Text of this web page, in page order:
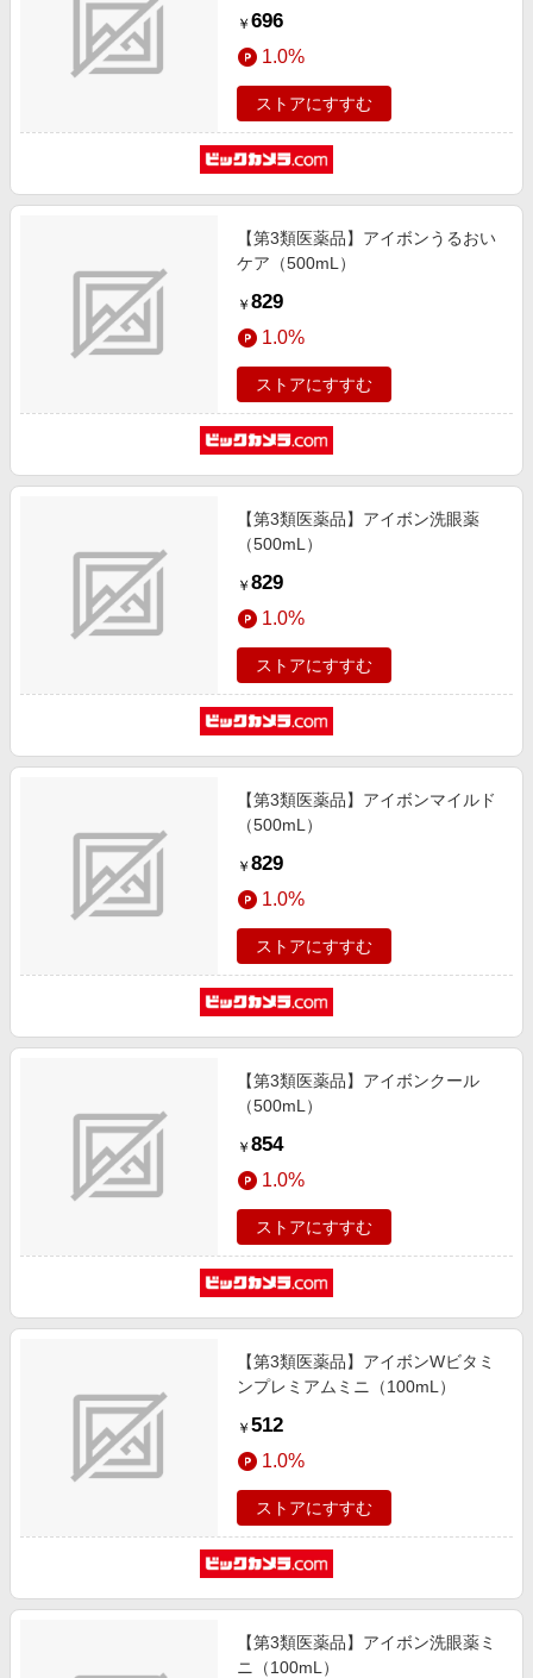
￥ 696
1.0%
ストアにすすむ
【第3類医薬品】アイボンうるおい
ケア（500mL）
￥ 829
1.0%
ストアにすすむ
【第3類医薬品】アイボン洗眼薬
（500mL）
￥ 829
1.0%
ストアにすすむ
【第3類医薬品】アイボンマイルド
（500mL）
￥ 829
1.0%
ストアにすすむ
【第3類医薬品】アイボンクール
（500mL）
￥ 854
1.0%
ストアにすすむ
【第3類医薬品】アイボンWビタミ
ンプレミアムミニ（100mL）
￥ 512
1.0%
ストアにすすむ
【第3類医薬品】アイボン洗眼薬ミ
ニ（100mL）